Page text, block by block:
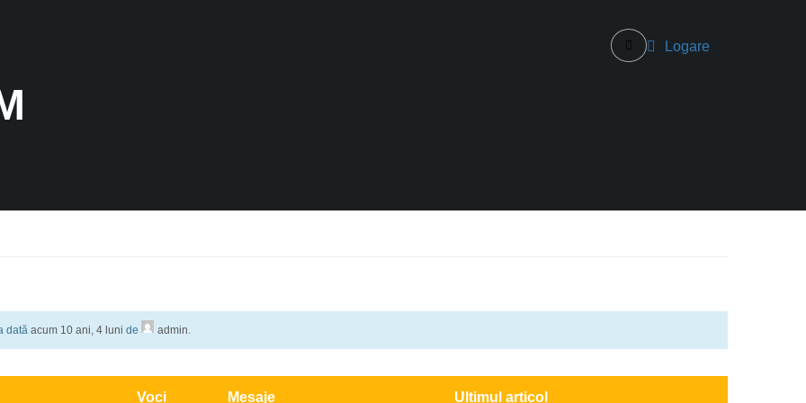
Logare
dată acum 10 ani, 4 luni de admin.
Voci Mesaje Ultimul articol